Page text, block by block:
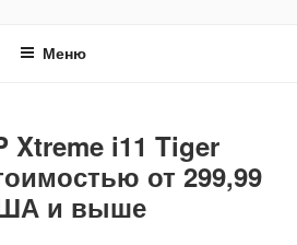
Меню
i11 Tiger
от 299,99
и выше